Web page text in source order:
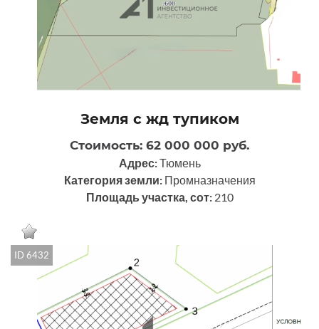
Земля с жд тупиком
Стоимость: 62 000 000 руб.
Адрес:Тюмень
Категория земли: Промназначения
Площадь участка, сот: 210
ID 6432